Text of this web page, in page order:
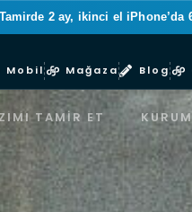
Tamirde 2 ay, ikinci el iPhone’da
Mobil Mağaza Blog
TAMIR ET